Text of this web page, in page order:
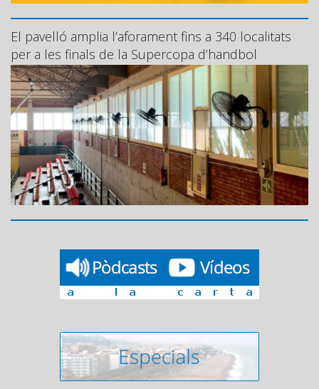
El pavelló amplia l’aforament fins a 340 localitats
per a les finals de la Supercopa d’handbol